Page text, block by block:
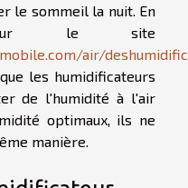
le sommeil la nuit. En
sur le site
air/
les humidificateurs
de l'humidité à l'air
optimaux, ils ne
manière.